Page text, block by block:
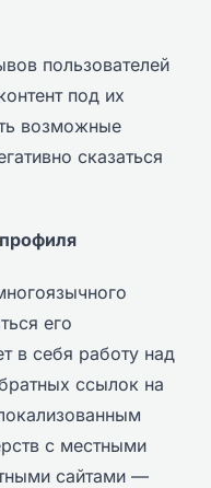
пользователей
под их
возможные
сказаться
его
в себя работу над
ссылок на
с местными
сайтами —